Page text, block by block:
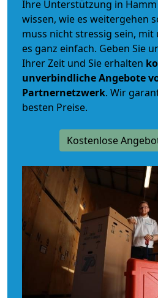
Ihre Unterstützung in
wissen, wie es weitergehen
muss nicht stressig sein,
es ganz einfach. Geben Sie
Ihrer Zeit und Sie erhalten
unverbindlicheAngebote
Partnernetzwerk. Wir
besten Preise.
Kostenlose